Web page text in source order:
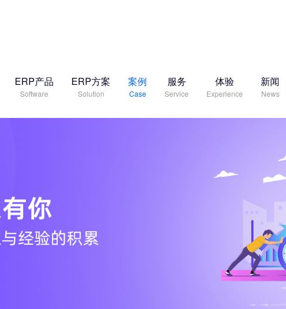
ERP产品
Software
ERP方案
Solution
案例
Case
服务
Service
体验
Experience
新闻
News